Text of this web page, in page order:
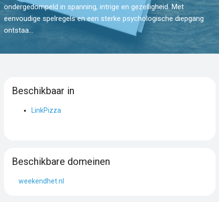
ondergedompeld in spanning, intrige en gezelligheid. Met
eenvoudige spelregels en een sterke psychologische diepgang
ontstaa...
Beschikbaar in
LinkPizza
Beschikbare domeinen
weekendhet.nl